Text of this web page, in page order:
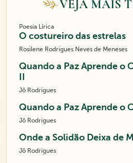
VEJA MAIS
Poesia Lírica
O costureiro das estrelas
Rosilene Rodrigues Neves de Meneses
Quando a Paz Aprende o
Jô Rodrigues
Quando a Paz Aprende o
Jô Rodrigues
Onde a Solidão Deixa de
Jô Rodrigues